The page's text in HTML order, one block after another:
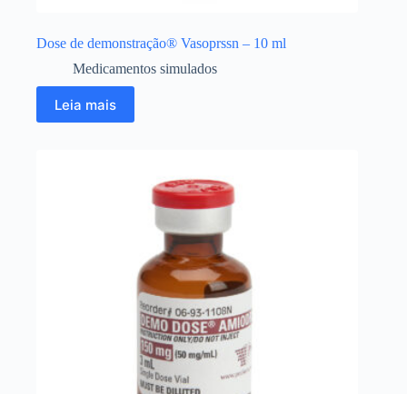
Dose de demonstração® Vasoprssn – 10 ml
Medicamentos simulados
Leia mais